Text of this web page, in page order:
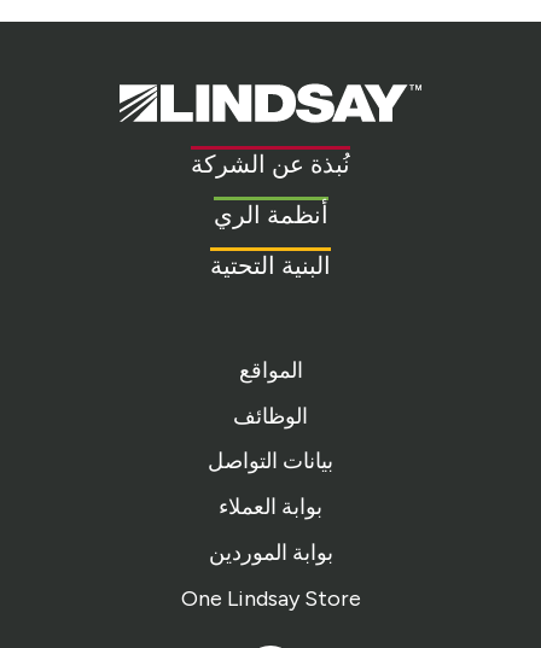
Lindsay.
Link
homepage
نُبذة عن الشركة
أنظمة الري
البنية التحتية
المواقع
الوظائف
بيانات التواصل
بوابة العملاء
بوابة الموردين
One Lindsay Store